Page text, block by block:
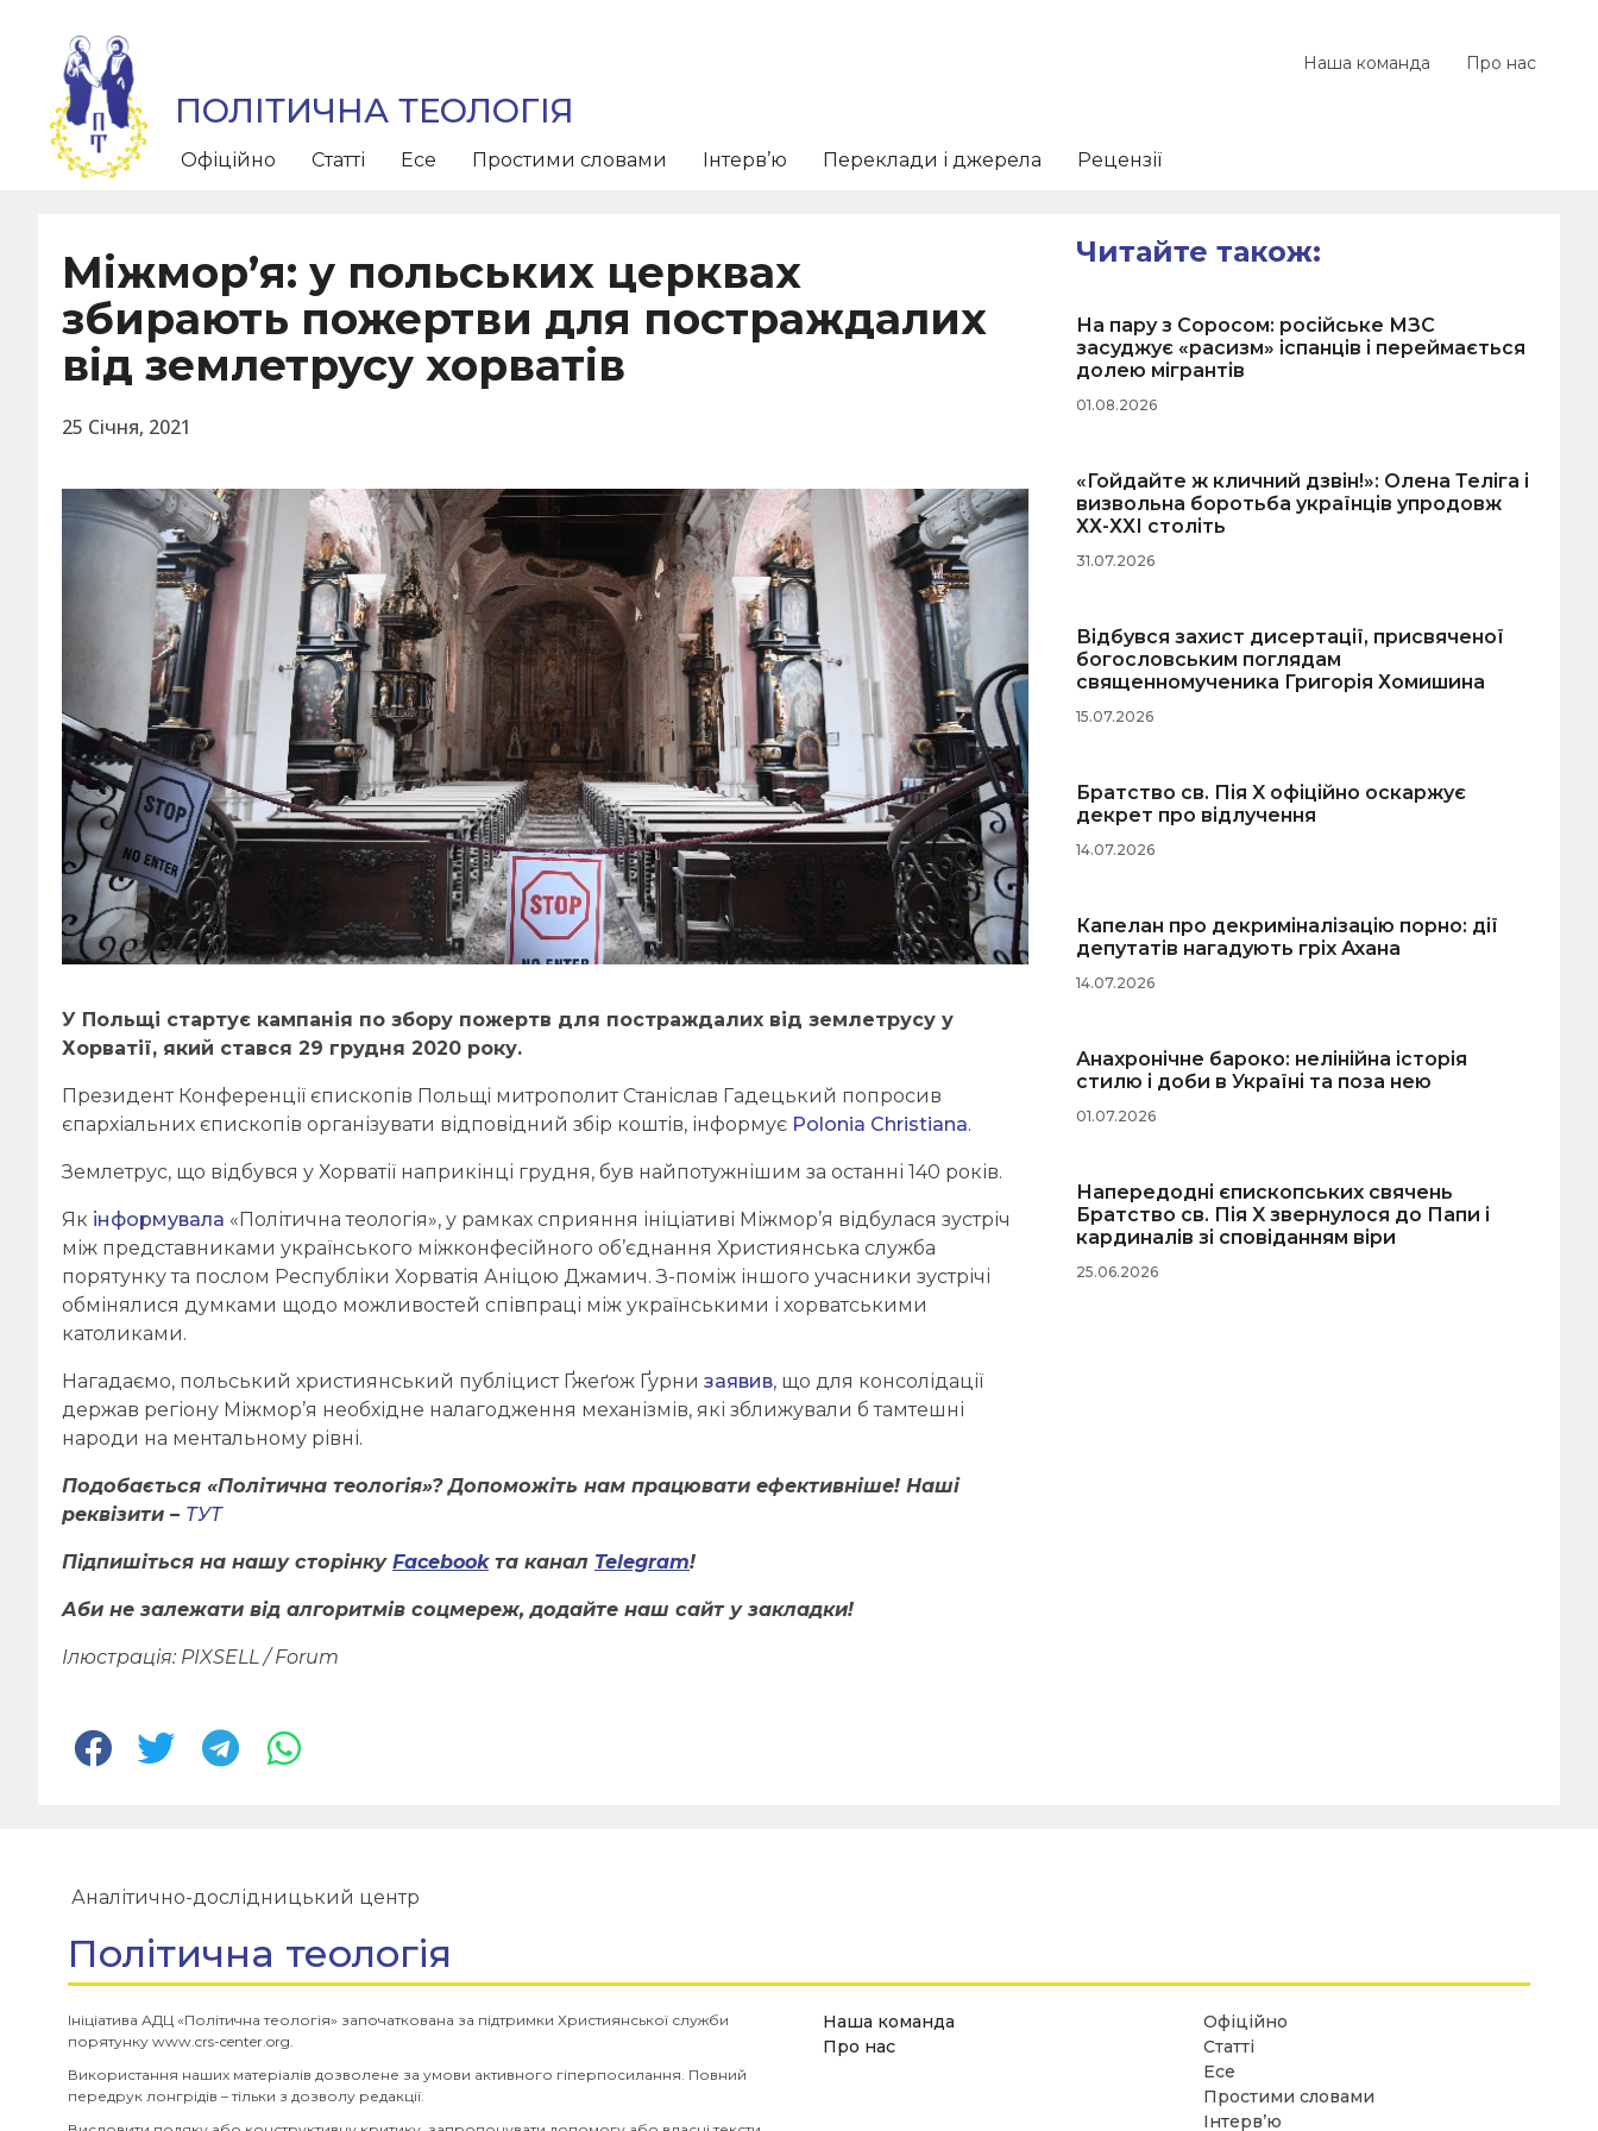
Наша команда Про нас
ПОЛІТИЧНА ТЕОЛОГІЯ
Офіційно Статті Есе Простими словами Інтерв’ю Переклади і джерела Рецензії
Міжмор’я: у польських церквах
збирають пожертви для постраждалих
від землетрусу хорватів
25 Січня, 2021
У Польщі стартує кампанія по збору пожертв для постраждалих від землетрусу у
Хорватії, який стався 29 грудня 2020 року.
Президент Конференції єпископів Польщі митрополит Станіслав Гадецький попросив
єпархіальних єпископів організувати відповідний збір коштів, інформує Polonia Christiana.
Землетрус, що відбувся у Хорватії наприкінці грудня, був найпотужнішим за останні 140 років.
Як інформувала «Політична теологія», у рамках сприяння ініціативі Міжмор’я відбулася зустріч
між представниками українського міжконфесійного об’єднання Християнська служба
порятунку та послом Республіки Хорватія Аніцою Джамич. З-поміж іншого учасники зустрічі
обмінялися думками щодо можливостей співпраці між українськими і хорватськими
католиками.
Нагадаємо, польський християнський публіцист Ґжеґож Ґурни заявив, що для консолідації
держав регіону Міжмор’я необхідне налагодження механізмів, які зближували б тамтешні
народи на ментальному рівні.
Подобається «Політична теологія»? Допоможіть нам працювати ефективніше! Наші
реквізити – ТУТ
Підпишіться на нашу сторінку Facebookта канал Telegram!
Аби не залежати від алгоритмів соцмереж, додайте наш сайт у закладки!
Ілюстрація: PIXSELL / Forum
Читайте також:
На пару з Соросом: російське МЗС
засуджує «расизм» іспанців і переймається
долею мігрантів
01.08.2026
«Гойдайте ж кличний дзвін!»: Олена Теліга і
визвольна боротьба українців упродовж
ХХ-ХХІ століть
31.07.2026
Відбувся захист дисертації, присвяченої
богословським поглядам
священномученика Григорія Хомишина
15.07.2026
Братство св. Пія X офіційно оскаржує
декрет про відлучення
14.07.2026
Капелан про декриміналізацію порно: дії
депутатів нагадують гріх Ахана
14.07.2026
Анахронічне бароко: нелінійна історія
стилю і доби в Україні та поза нею
01.07.2026
Напередодні єпископських свячень
Братство св. Пія X звернулося до Папи і
кардиналів зі сповіданням віри
25.06.2026
Аналітично-дослідницький центр
Політична теологія
Ініціатива АДЦ «Політична теологія» започаткована за підтримки Християнської служби
порятунку www.crs-center.org.
Використання наших матеріалів дозволене за умови активного гіперпосилання. Повний
передрук лонгрідів – тільки з дозволу редакції.
Наша команда
Про нас
Офіційно
Статті
Есе
Простими словами
Інтерв’ю